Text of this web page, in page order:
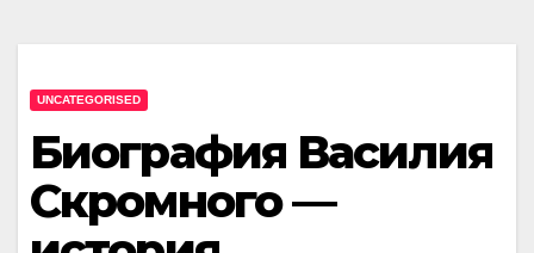
UNCATEGORISED
Биография Василия
Скромного —